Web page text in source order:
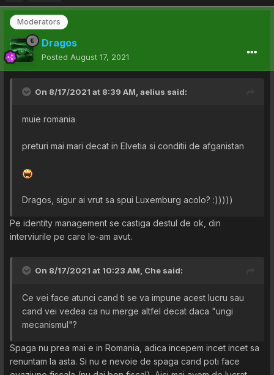
Moderators
Dragos
Posted August 17, 2021
On 8/17/2021 at 8:39 AM, aelius said:
muie romania
preturi mai mari decat in Elvetia si conditii de afganistan
Dragos, sigur ai vrut sa spui Luxemburg acolo? :)))))
Pe identity management se castiga destul de ok, din
interviurile pe care le-am avut.
On 8/17/2021 at 10:23 AM, Che said:
Ce vei face atunci cand ti se va impune acest lucru sau
cand vei vedea ca nu merge altfel decat daca "ungi
mecanismul"?
Spaga nu prea mai e in Romania, adica incepem incet incet sa
renuntam la asta. Si nu e nevoie de spaga cand poti face